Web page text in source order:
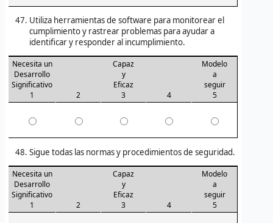
Utiliza herramientas de software para monitorear el
cumplimiento y rastrear problemas para ayudar a
identificar y responder al incumplimiento.
Necesita un
Desarrollo
Significativo
1
2
Capaz
y
Eficaz
3
4
Modelo
a
seguir
5
Sigue todas las normas y procedimientos de seguridad.
Necesita un
Desarrollo
Significativo
1
2
Capaz
y
Eficaz
3
4
Modelo
a
seguir
5